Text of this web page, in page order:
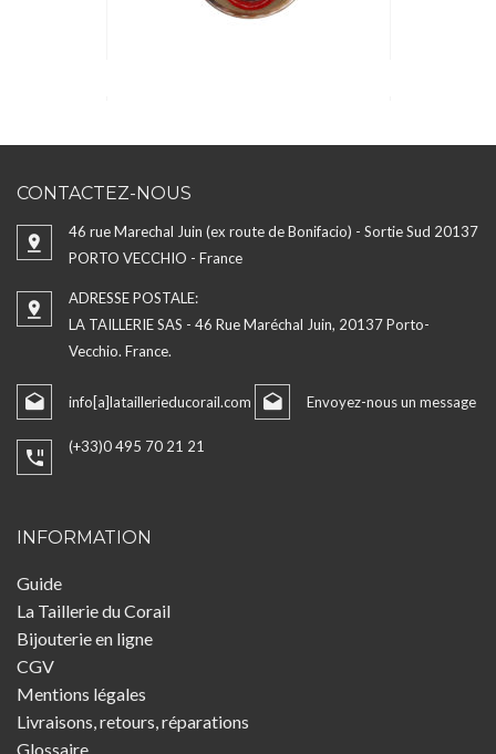
CONTACTEZ-NOUS
46 rue Marechal Juin (ex route de Bonifacio) - Sortie Sud 20137
PORTO VECCHIO - France
ADRESSE POSTALE:
LA TAILLERIE SAS - 46 Rue Maréchal Juin, 20137 Porto-
Vecchio. France.
info[a]lataillerieducorail.com Envoyez-nous un message
(+33)0 495 70 21 21
INFORMATION
Guide
La Taillerie du Corail
Bijouterie en ligne
CGV
Mentions légales
Livraisons, retours, réparations
Glossaire